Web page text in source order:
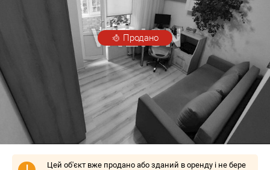
Продано
Цей об'єкт вже продано або зданий в оренду і не бере